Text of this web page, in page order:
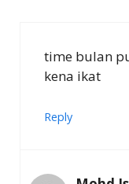
time bulan
kena ikat
Reply